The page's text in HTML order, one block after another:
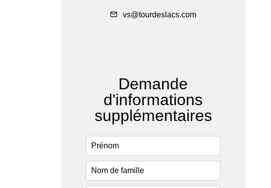
vs@tourdeslacs.com
Demande
d'informations
supplémentaires